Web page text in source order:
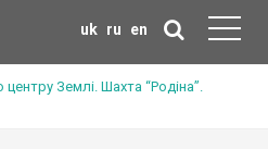
uk ru en
Землі. Шахта “Родіна”.